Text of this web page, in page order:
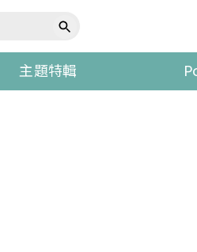
主題特輯